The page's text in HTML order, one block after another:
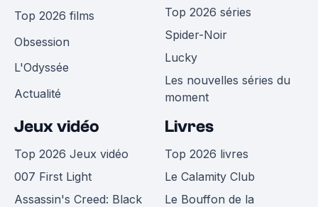
Top 2026 films
Obsession
L'Odyssée
Actualité
Top 2026 séries
Spider-Noir
Lucky
Les nouvelles séries du
moment
Jeux vidéo
Top 2026 Jeux vidéo
007 First Light
Assassin's Creed: Black
Livres
Top 2026 livres
Le Calamity Club
Le Bouffon de la